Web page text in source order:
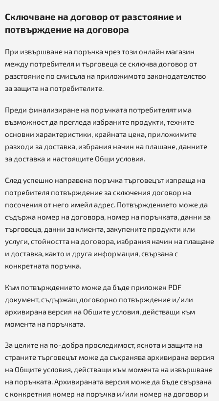
Сключване на договор от разстояние и
потвърждение на договора
При извършване на поръчка чрез този онлайн магазин
между потребителя и търговеца се сключва договор от
разстояние по смисъла на приложимото законодателство
за защита на потребителите.
Преди финализиране на поръчката потребителят има
възможност да прегледа избраните продукти, техните
основни характеристики, крайната цена, приложимите
разходи за доставка, избрания начин на плащане, данните
за доставка и настоящите Общи условия.
След успешно направена поръчка търговецът изпраща на
потребителя потвърждение за сключения договор на
посочения от него имейл адрес. Потвърждението може да
съдържа номер на договора, номер на поръчката, данни за
търговеца, данни за клиента, закупените продукти или
услуги, стойността на договора, избрания начин на плащане
и доставка, както и друга информация, свързана с
конкретната поръчка.
Към потвърждението може да бъде приложен PDF
документ, съдържащ договорно потвърждение и/или
архивирана версия на Общите условия, действащи към
момента на поръчката.
За целите на по-добра проследимост, яснота и защита на
страните търговецът може да съхранява архивирана версия
на Общите условия, действащи към момента на извършване
на поръчката. Архивираната версия може да бъде свързана
с конкретния номер на поръчка и/или номер на договор и